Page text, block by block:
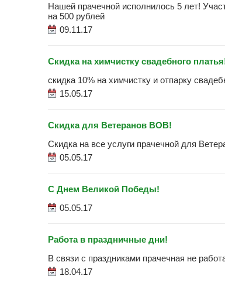
Нашей прачечной исполнилось 5 лет!
на 500 рублей
09.11.17
Скидка на химчистку свадебного
скидка 10% на химчистку и отпарку
15.05.17
Скидка для Ветеранов ВОВ!
Скидка на все услуги прачечной для
05.05.17
С Днем Великой Победы!
05.05.17
Работа в праздничные дни!
В связи с праздниками прачечная не
18.04.17